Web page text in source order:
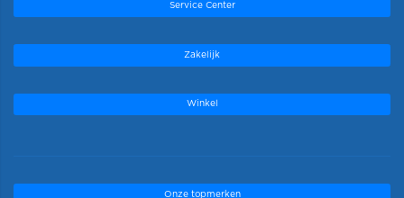
Service Center
Zakelijk
Winkel
Onze topmerken